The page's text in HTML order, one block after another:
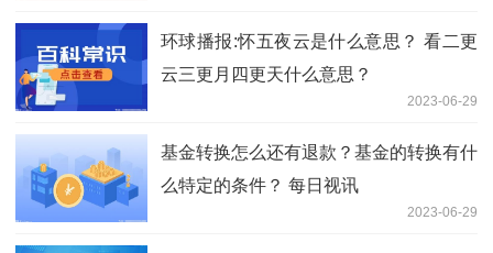
环球播报:怀五夜云是什么意思？ 看二更
云三更月四更天什么意思？
2023-06-29
基金转换怎么还有退款？基金的转换有什
么特定的条件？ 每日视讯
2023-06-29